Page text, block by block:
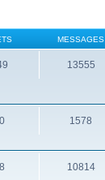
MESSAGES
13555
1578
10814